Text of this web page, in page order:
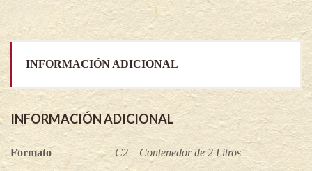
INFORMACIÓN ADICIONAL
INFORMACIÓN ADICIONAL
Formato C2 – Contenedor de 2 Litros